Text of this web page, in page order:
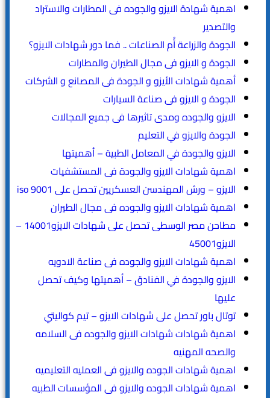
اهمية شهادة الايزو والجوده فى المطارات والاستراد
والتصدير
الجودة والزراعة أُم الصناعات .. فما دور شهادات الايزو؟
الجودة و الايزو فى مجال الطيران والمطارات
أهمية شهادات الأيزو و الجودة فى المصانع و الشركات
الجودة و الايزو فى صناعة السيارات
الايزو والجوده ومدى تاثيرها فى جميع المجالات
الجودة والايزو في التعليم
الايزو والجودة في المعامل الطبية – أهميتها
اهمية شهادات الايزو والجودة فى المستشفيات
الايزو – ورش المهندسن العسكريين تحصل على iso 9001
اهمية شهادات الايزو والجوده فى مجال الطيران
مطاحن مصر الوسطى تحصل على شهادات الايزو14001 –
الايزو45001
اهمية شهادات الايزو والجوده فى صناعة الادويه
الايزو والجودة في الفنادق – أهميتها وكيف تحصل
عليها
توتال باور تحصل على شهادات الايزو – تيم كواليتي
اهمية شهادات شهادات الايزو والجوده فى السلامه
والصحه المهنيه
اهمية شهادات الجوده والايزو فى العمليه التعليميه
اهمية شهادات الجوده والايزو فى المؤسسات الطبيه